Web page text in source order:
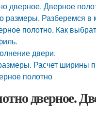
дверное. Дверное
размеры. Разберемся в
полотно. Как
двери.
Расчет ширины
полотно
дверное.